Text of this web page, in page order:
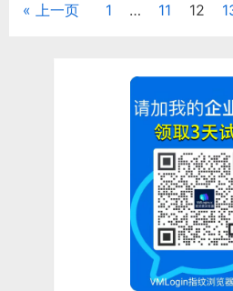
营
文上一页 1 … 11 12